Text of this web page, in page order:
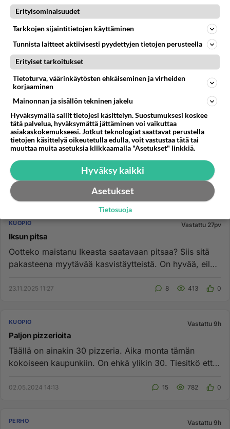
10.12.2025 11:36 10 348 0
KUOPIO Vastattu 27pv
Iksun pitsa
Ootteko maistanu Ikeasta saatavaan pitsaa? Siis sitä
pakasteena myytävää kasvistäytteistä. On hyvää, eilen
23.11.2025 11:27 8 413 0
KUOPIO Vastattu 9h
Paljon pizzerioita
Täällä on ainakin 30 pizzeria. Aika monta tämän
kokoiseen kaupunkiin. On ehkä ylikin 30. Tiesitkö että
02.05.2024 14:13 15 782 0
PERHO Vastattu 9h
Erityisominaisuudet
Tarkkojen sijaintitietojen käyttäminen
Tunnista laitteet aktiivisesti pyydettyjen tietojen perusteella
Erityiset tarkoitukset
Tietoturva, väärinkäytösten ehkäiseminen ja virheiden
korjaaminen
Mainonnan ja sisällön tekninen jakelu
Hyväksymällä sallit tietojesi käsittelyn. Suostumuksesi koskee
tätä palvelua, hyväksymättä jättäminen voi vaikuttaa
asiakaskokemukseesi. Jotkut teknologiat saattavat perustella
tietojen käsittelyä oikeutetulla edulla, voit vastustaa tätä tai
muuttaa muita asetuksia klikkaamalla "Asetukset" linkkiä.
Hyväksy kaikki
Asetukset
Tietosuoja